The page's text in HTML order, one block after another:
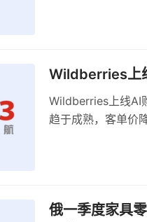
Wildberries上
Wildberries上线AI
趋于成熟，客单价
俄一季度家具